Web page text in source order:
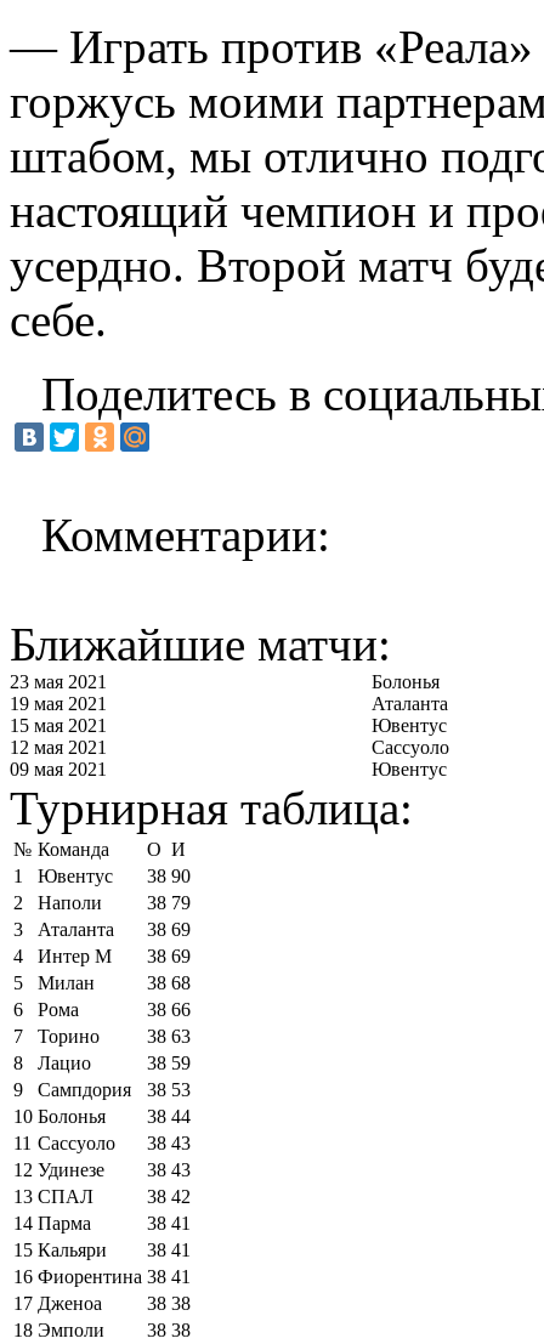
— Играть против
горжусь моими
штабом, мы отлично
настоящий чемпион и
усердно. Второй матч
себе.
Поделитесь в
Комментарии:
Ближайшие матчи:
23 мая 2021
Болонья
19 мая 2021
Аталанта
15 мая 2021
Ювентус
12 мая 2021
Сассуоло
09 мая 2021
Ювентус
Турнирная таблица:
№ Команда О И
1
Ювентус 38 90
2
Наполи 38 79
3
Аталанта 38 69
4
Интер М 38 69
5
Милан 38 68
6
Рома 38 66
7
Торино 38 63
8
Лацио 38 59
9
Сампдория 38 53
10 Болонья 38 44
11 Сассуоло 38 43
12 Удинезе 38 43
13 СПАЛ 38 42
14 Парма 38 41
15 Кальяри 38 41
16 Фиорентина 38 41
17 Дженоа 38 38
18 Эмполи 38 38